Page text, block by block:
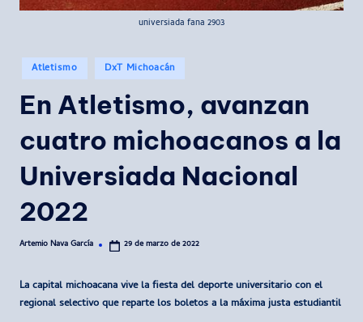
universiada fana 2903
Publicado
en
Atletismo DxT Michoacán
En Atletismo, avanzan
cuatro michoacanos a la
Universiada Nacional
2022
Publicado
Artemio Nava García 29 de marzo de 2022
La capital michoacana vive la fiesta del deporte universitario con el
regional selectivo que reparte los boletos a la máxima justa estudiantil